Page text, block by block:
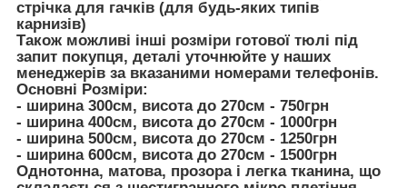
стрічка для гачків (для будь-яких типів
карнизів)
Також можливі інші розміри готової тюлі під
запит покупця, деталі уточнюйте у наших
менеджерів за вказаними номерами телефонів.
Основні Розміри:
- ширина 300см, висота до 270см - 750грн
- ширина 400см, висота до 270см - 1000грн
- ширина 500см, висота до 270см - 1250грн
- ширина 600см, висота до 270см - 1500грн
Однотонна, матова, прозора і легка тканина, що